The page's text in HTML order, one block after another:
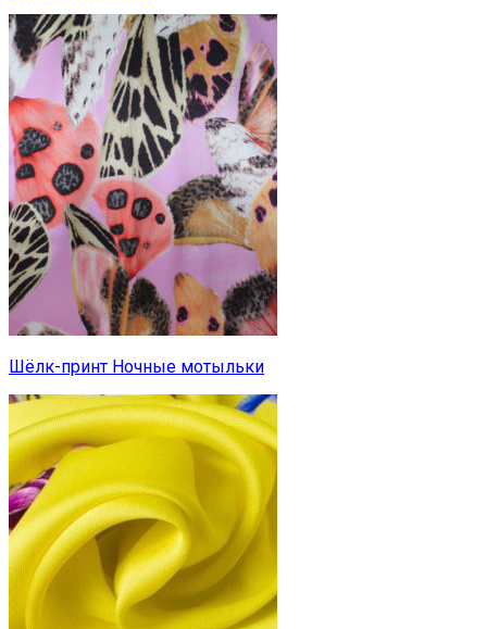
Шёлк-принт Ночные мотыльки